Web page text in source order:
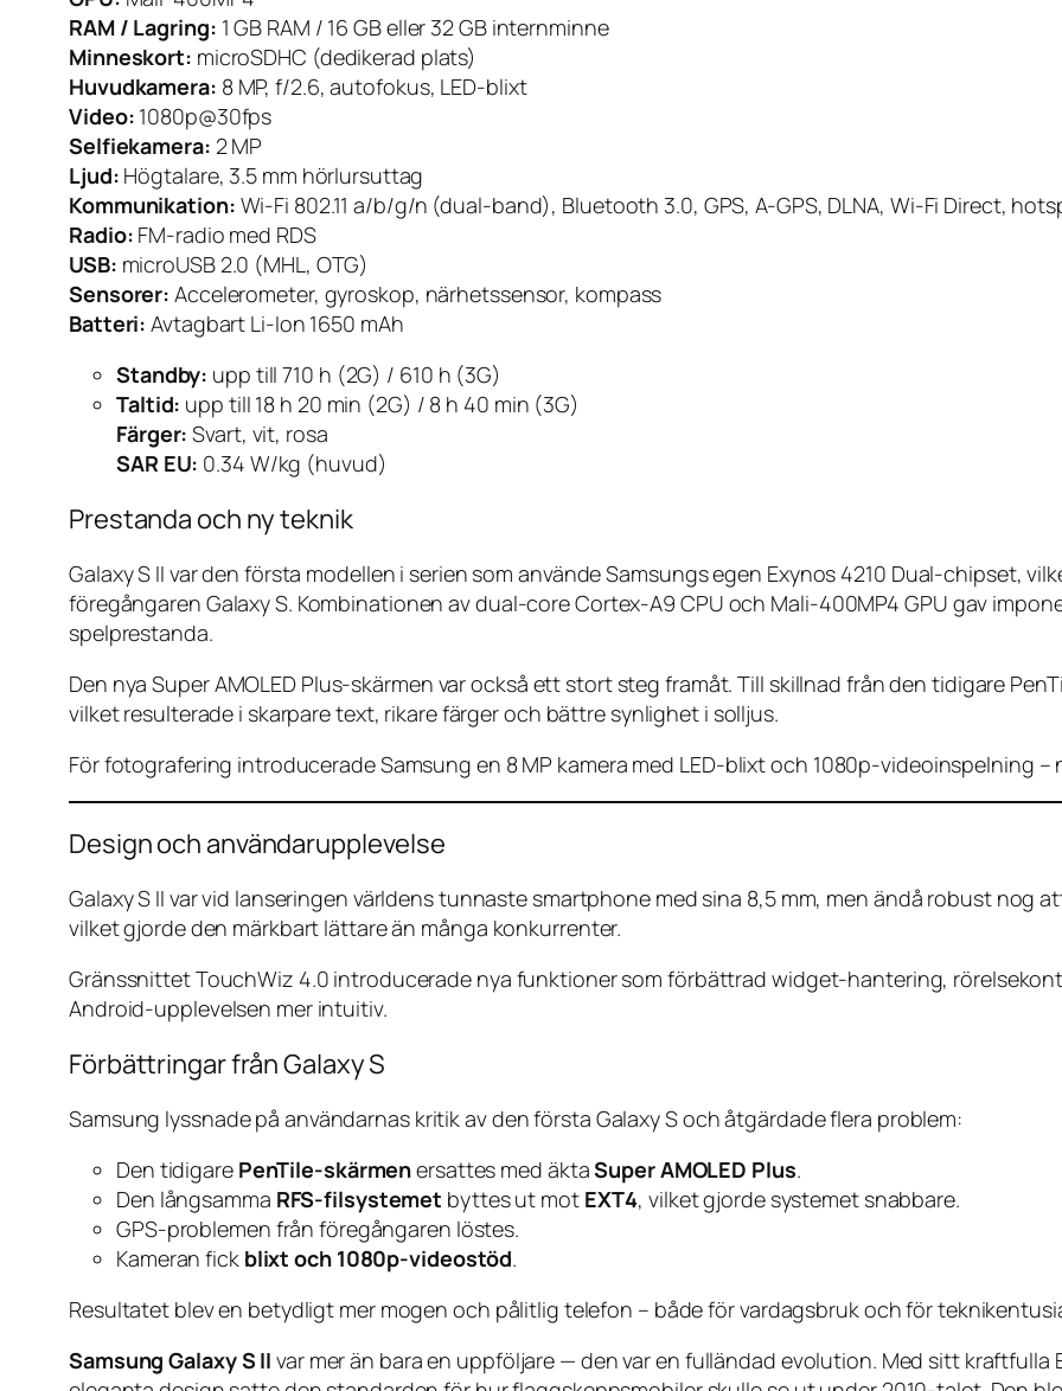
RAM / Lagring: 1 GB RAM / 16 GB eller 32 GB internminne
Minneskort: microSDHC (dedikerad plats)
Huvudkamera: 8 MP, f/2.6, autofokus, LED-blixt
Video: 1080p@30fps
Selfiekamera: 2 MP
Ljud: Högtalare, 3.5 mm hörlursuttag
Kommunikation: Wi-Fi 802.11 a/b/g/n (dual-band), Bluetooth 3.0, GPS, A-GPS, DLNA, Wi-Fi Direct,
Radio: FM-radio med RDS
USB: microUSB 2.0 (MHL, OTG)
Sensorer: Accelerometer, gyroskop, närhetssensor, kompass
Batteri: Avtagbart Li-Ion 1650 mAh
Standby: upp till 710 h (2G) / 610 h (3G)
Taltid: upp till 18 h 20 min (2G) / 8 h 40 min (3G)
Färger: Svart, vit, rosa
SAR EU: 0.34 W/kg (huvud)
Prestanda och ny teknik
Galaxy S II var den första modellen i serien som använde Samsungs egen Exynos 4210 Dual-chipset,
föregångaren Galaxy S. Kombinationen av dual-core Cortex-A9 CPU och Mali-400MP4 GPU gav
spelprestanda.
Den nya Super AMOLED Plus-skärmen var också ett stort steg framåt. Till skillnad från den tidigare
vilket resulterade i skarpare text, rikare färger och bättre synlighet i solljus.
För fotografering introducerade Samsung en 8 MP kamera med LED-blixt och 1080p-videoinspelning –
Design och användarupplevelse
Galaxy S II var vid lanseringen världens tunnaste smartphone med sina 8,5 mm, men ändå robust nog
vilket gjorde den märkbart lättare än många konkurrenter.
Gränssnittet TouchWiz 4.0 introducerade nya funktioner som förbättrad widget-hantering,
Android-upplevelsen mer intuitiv.
Förbättringar från Galaxy S
Samsung lyssnade på användarnas kritik av den första Galaxy S och åtgärdade flera problem:
Den tidigare PenTile-skärmenersattes med äktaSuper AMOLED Plus.
Den långsamma RFS-filsystemet byttes ut mot EXT4, vilket gjorde systemet snabbare.
GPS-problemen från föregångaren löstes.
Kameran fick blixt och 1080p-videostöd.
Resultatet blev en betydligt mer mogen och pålitlig telefon – både för vardagsbruk och för
Samsung Galaxy S II var mer än bara en uppföljare — den var en fulländad evolution. Med sitt kraftfulla